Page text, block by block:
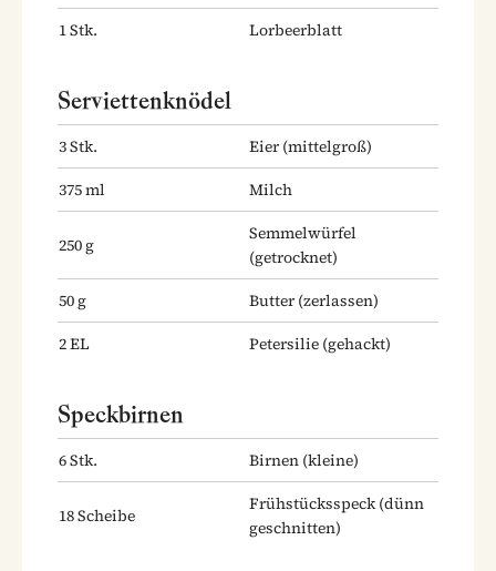
1Stk. Lorbeerblatt
Serviettenknödel
3Stk. Eier (mittelgroß)
375ml Milch
250g
Semmelwürfel
(getrocknet)
50g Butter (zerlassen)
2EL Petersilie (gehackt)
Speckbirnen
6Stk. Birnen (kleine)
18Scheibe
Frühstücksspeck(dünn
geschnitten)